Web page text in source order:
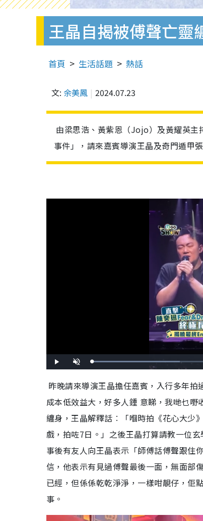
王晶自揭被傅聲亡靈
首頁 生活話題 熱話
文: 余美鳳 2024.07.23
由梁思浩、黃紫恩（Jojo）及黃耀英主
事件」，請來嘉賓導演王晶及奇門遁甲
l
n
t
e
L
e
d
4
2
5
%
昨晚請來導演王晶擔任嘉賓，入行多年
成本低效益大，好多人鍾 意睇，我哋乜
纏身，王晶解釋話︰「嗰時拍《花心大少
戲，拍咗7日。」之後王晶打算請教一位
事後有友人向王晶表示「師傅話傅聲跟住
信，他表示有見過傅聲最後一面，無面部
已經，但係係乾乾淨淨，一樣咁靚仔，佢
事。